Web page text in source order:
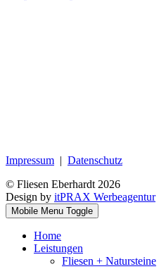
Impressum | Datenschutz
© Fliesen Eberhardt 2026
Design by itPRAX Werbeagentur
Mobile Menu Toggle
Home
Leistungen
Fliesen + Natursteine